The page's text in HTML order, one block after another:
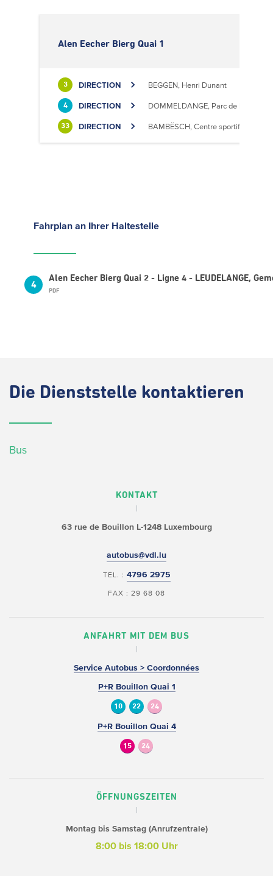
Alen Eecher Bierg Quai 1
3 DIRECTION BEGGEN, Henri Dunant
4 DIRECTION DOMMELDANGE, Parc de l'Europe
33 DIRECTION BAMBËSCH, Centre sportif
Fahrplan an Ihrer Haltestelle
4
Alen Eecher Bierg Quai 2 - Ligne 4 - LEUDELANGE,
PDF
Die Dienststelle kontaktieren
Bus
KONTAKT
63 rue de BouillonL-1248 Luxembourg
autobus@vdl.lu
TEL. : 4796 2975
FAX : 29 68 08
ANFAHRT MIT DEM BUS
Service Autobus > Coordonnées
P+R Bouillon Quai 1
10 22 24
P+R Bouillon Quai 4
15 24
ÖFFNUNGSZEITEN
Montag bis Samstag (Anrufzentrale)
8:00 bis 18:00 Uhr